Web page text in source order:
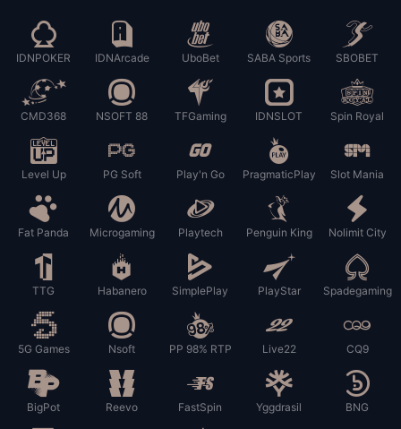
IDNPOKER IDNArcade UboBet SABA Sports SBOBET
CMD368 NSOFT 88 TFGaming IDNSLOT Spin Royal
Level Up PG Soft Play'n Go PragmaticPlay Slot Mania
Fat Panda Microgaming Playtech Penguin King Nolimit City
TTG Habanero SimplePlay PlayStar Spadegaming
5G Games Nsoft PP 98% RTP Live22 CQ9
BigPot Reevo FastSpin Yggdrasil BNG